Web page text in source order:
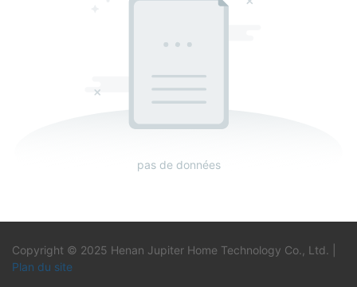
pas de données
Copyright © 2025 Henan Jupiter Home Technology Co., Ltd. |
Plan du site